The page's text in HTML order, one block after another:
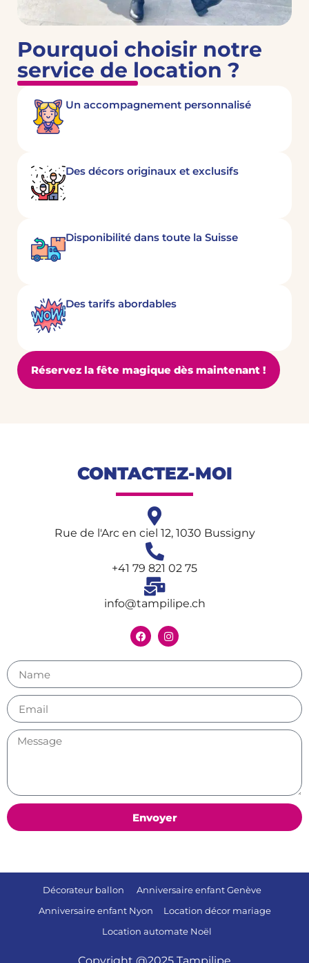
Pourquoi choisir notre
service de location ?
Un accompagnement personnalisé
Des décors originaux et exclusifs
Disponibilité dans toute la Suisse
Des tarifs abordables
Réservez la fête magique dès maintenant !
CONTACTEZ-MOI
Rue de l'Arc en ciel 12, 1030 Bussigny
+41 79 821 02 75
info@tampilipe.ch
Envoyer
Décorateur ballon
Anniversaire enfant Genève
Anniversaire enfant Nyon
Location décor mariage
Location automate Noël